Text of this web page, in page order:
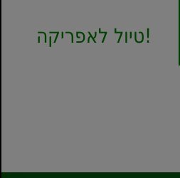
טיול לאפריקה!